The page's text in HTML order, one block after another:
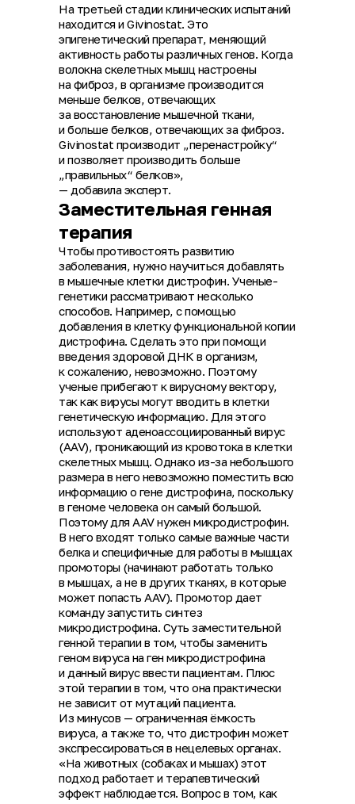
На третьей стадии клинических испытаний
находится и Givinostat. Это
эпигенетический препарат, меняющий
активность работы различных генов. Когда
волокна скелетных мышц настроены
на фиброз, в организме производится
меньше белков, отвечающих
за восстановление мышечной ткани,
и больше белков, отвечающих за фиброз.
Givinostat производит „перенастройку“
и позволяет производить больше
„правильных“ белков»,
— добавила эксперт.
Заместительная генная
терапия
Чтобы противостоять развитию
заболевания, нужно научиться добавлять
в мышечные клетки дистрофин. Ученые-
генетики рассматривают несколько
способов. Например, с помощью
добавления в клетку функциональной копии
дистрофина. Сделать это при помощи
введения здоровой ДНК в организм,
к сожалению, невозможно. Поэтому
ученые прибегают к вирусному вектору,
так как вирусы могут вводить в клетки
генетическую информацию. Для этого
используют аденоассоциированный вирус
(AAV), проникающий из кровотока в клетки
скелетных мышц. Однако из-за небольшого
размера в него невозможно поместить всю
информацию о гене дистрофина, поскольку
в геноме человека он самый большой.
Поэтому для AAV нужен микродистрофин.
В него входят только самые важные части
белка и специфичные для работы в мышцах
промоторы (начинают работать только
в мышцах, а не в других тканях, в которые
может попасть AAV). Промотор дает
команду запустить синтез
микродистрофина. Суть заместительной
генной терапии в том, чтобы заменить
геном вируса на ген микродистрофина
и данный вирус ввести пациентам. Плюс
этой терапии в том, что она практически
не зависит от мутаций пациента.
Из минусов — ограниченная ёмкость
вируса, а также то, что дистрофин может
экспрессироваться в нецелевых органах.
«На животных (собаках и мышах) этот
подход работает и терапевтический
эффект наблюдается. Вопрос в том, как